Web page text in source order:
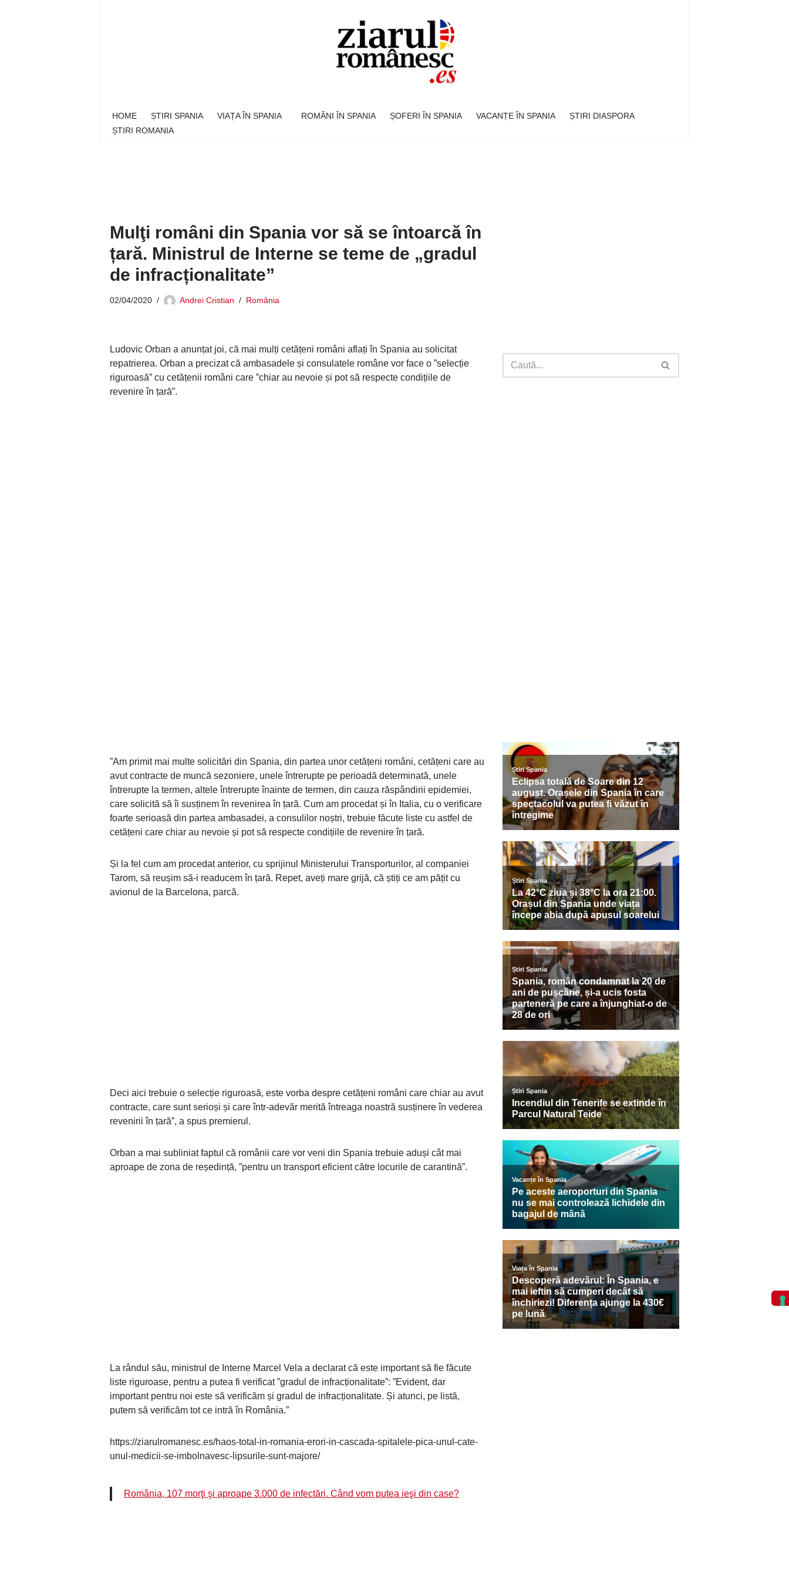
HOME ȘTIRI SPANIA VIAȚA ÎN SPANIA ROMÂNI ÎN SPANIA ȘOFERI ÎN SPANIA VACANȚE ÎN SPANIA
ȘTIRI DIASPORA
ȘTIRI ROMANIA
Mulţi români din Spania vor să se întoarcă în
țară. Ministrul de Interne se teme de „gradul
de infracționalitate”
02/04/2020 Andrei Cristian România
Ludovic Orban a anunțat joi, că mai mulți cetățeni români aflați în Spania au solicitat
repatrierea. Orban a precizat că ambasadele și consulatele române vor face o ”selecție
riguroasă” cu cetățenii români care ”chiar au nevoie și pot să respecte condițiile de
revenire în țară”.
”Am primit mai multe solicitări din Spania, din partea unor cetățeni români, cetățeni care au
avut contracte de muncă sezoniere, unele întrerupte pe perioadă determinată, unele
întrerupte la termen, altele întrerupte înainte de termen, din cauza răspândirii epidemiei,
care solicită să îi susținem în revenirea în țară. Cum am procedat și în Italia, cu o verificare
foarte serioasă din partea ambasadei, a consulilor noștri, trebuie făcute liste cu astfel de
cetățeni care chiar au nevoie și pot să respecte condițiile de revenire în țară.
Și la fel cum am procedat anterior, cu sprijinul Ministerului Transporturilor, al companiei
Tarom, să reușim să-i readucem în țară. Repet, aveți mare grijă, că știți ce am pățit cu
avionul de la Barcelona, parcă.
Deci aici trebuie o selecție riguroasă, este vorba despre cetățeni români care chiar au avut
contracte, care sunt serioși și care într-adevăr merită întreaga noastră susținere în vederea
revenirii în țară”, a spus premierul.
Orban a mai subliniat faptul că românii care vor veni din Spania trebuie aduși cât mai
aproape de zona de reședință, ”pentru un transport eficient către locurile de carantină”.
La rândul său, ministrul de Interne Marcel Vela a declarat că este important să fie făcute
liste riguroase, pentru a putea fi verificat ”gradul de infracționalitate”: ”Evident, dar
important pentru noi este să verificăm și gradul de infracționalitate. Și atunci, pe listă,
putem să verificăm tot ce intră în România.”
https://ziarulromanesc.es/haos-total-in-romania-erori-in-cascada-spitalele-pica-unul-cate-
unul-medicii-se-imbolnavesc-lipsurile-sunt-majore/
România, 107 morţi şi aproape 3.000 de infectări. Când vom putea ieşi din case?